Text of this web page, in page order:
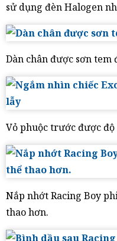
sử dụng đèn Halogen
Dàn chân được sơn tem
Vỏ phuộc trước được độ
Nắp nhớt Racing Boy
thao hơn.